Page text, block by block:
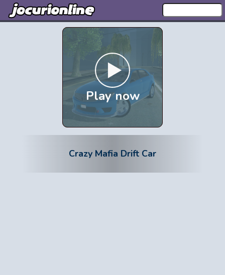
Play now
Crazy Mafia Drift Car